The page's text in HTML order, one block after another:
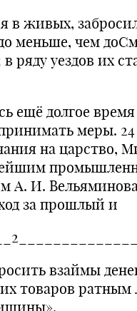
в живых,
меньше, чем
ряду уездов их
ещё долгое время
меры. 24
на царство,
А. И.
за прошлый и
взаймы
товаров